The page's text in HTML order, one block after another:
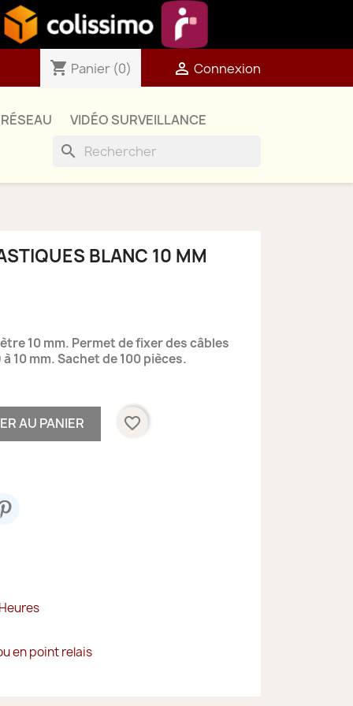
shopping_cart Panier (0)  Connexion
RÉSEAU VIDÉO SURVEILLANCE
search
BLANC 10 MM
10 mm. Permet de fixer des câbles
10 mm. Sachet de 100 pièces.
AU PANIER favorite_border
en point relais